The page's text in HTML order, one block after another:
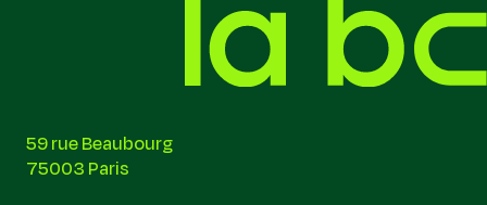
59 rue Beaubourg
75003 Paris